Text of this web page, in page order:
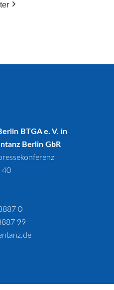
BTGA e. V. in
Berlin GbR
40
0
99